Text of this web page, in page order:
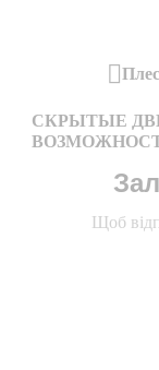
записів
CКРЫТЫЕ
Щоб